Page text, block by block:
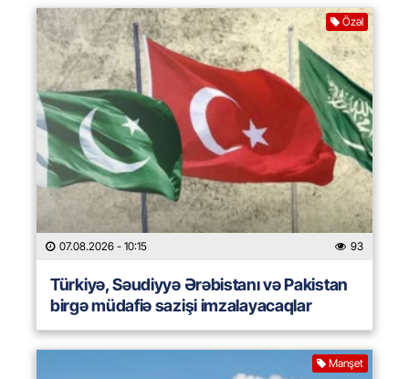
Özəl
07.08.2026 - 10:15 93
Türkiyə, Səudiyyə Ərəbistanı və Pakistan
birgə müdafiə sazişi imzalayacaqlar
Manşet